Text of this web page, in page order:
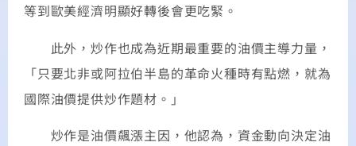
等到歐美經濟明顯好轉後會更吃緊。
此外，炒作也成為近期最重要的油價主導力量，
「只要北非或阿拉伯半島的革命火種時有點燃，就為
國際油價提供炒作題材。」
炒作是油價飆漲主因，他認為，資金動向決定油